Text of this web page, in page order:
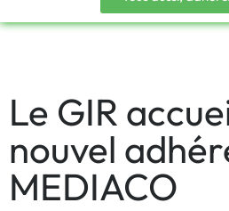
Le GIR
nouvel
MEDIACO